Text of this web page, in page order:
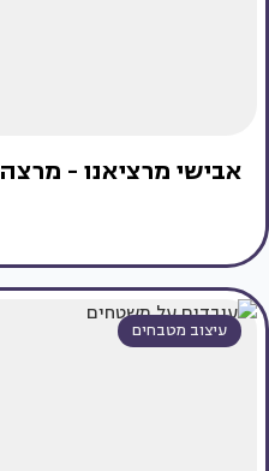
אבישי מרציאנו - מרצה INNO 2017
עיצוב מטבחים